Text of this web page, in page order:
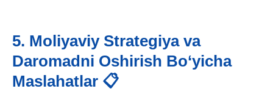
5. Moliyaviy Strategiya va
Daromadni Oshirish Bo‘yicha
Maslahatlar 📋